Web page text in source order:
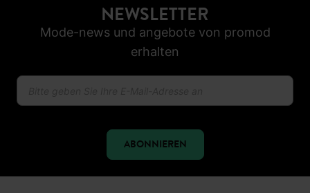
NEWSLETTER
Mode-news und angebote von promod
erhalten
ABONNIEREN